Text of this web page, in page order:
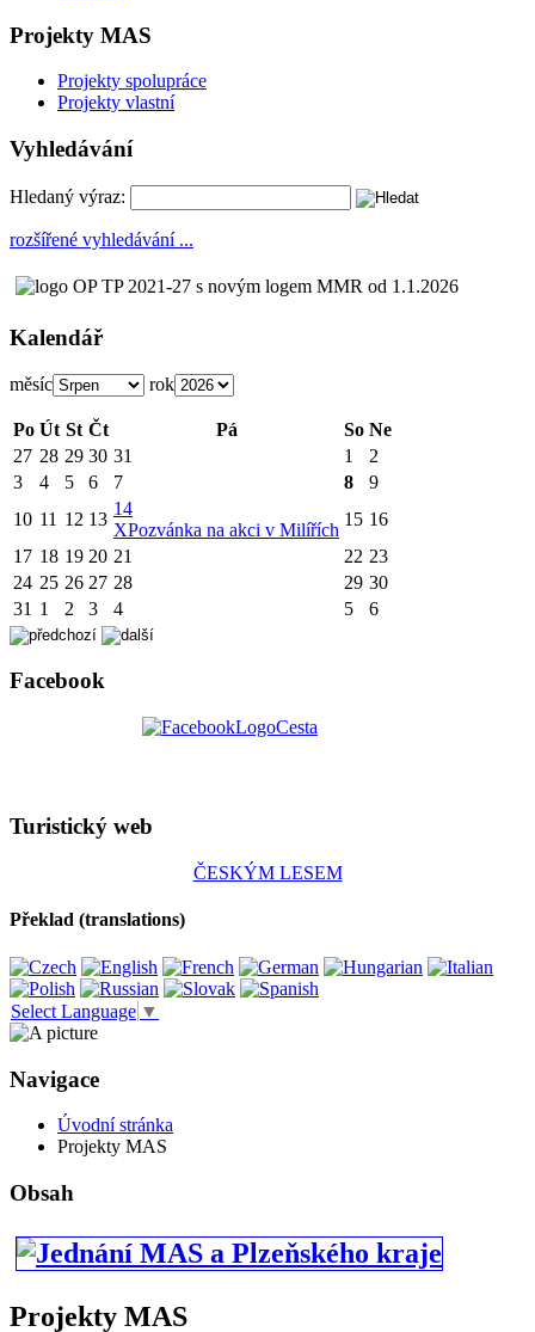
Projekty MAS
Projekty spolupráce
Projekty vlastní
Vyhledávání
Hledaný výraz:
rozšířené vyhledávání ...
Kalendář
měsíc rok
Po Út St Čt Pá So Ne
27 28 29 30 31 1
2
3
4 5 6 7 8
9
10 11 12 13
14
XPozvánka na akci v Milířích
15 16
17 18 19 20 21 22 23
24 25 26 27 28 29 30
31 1 2 3 4 5 6
Facebook
Turistický web
ČESKÝM LESEM
Překlad (translations)
Select Language ▼
Navigace
Úvodní stránka
Projekty MAS
Obsah
Projekty MAS